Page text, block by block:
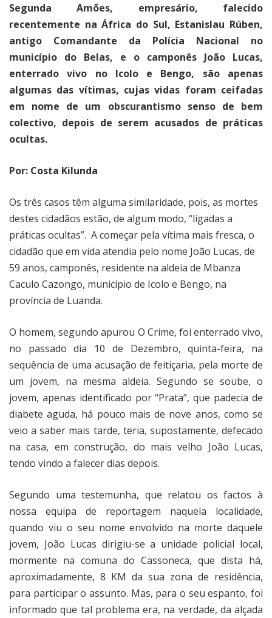
Segunda Amões, empresário, falecido
recentemente na África do Sul, Estanislau Rúben,
antigo Comandante da Polícia Nacional no
município do Belas, e o camponês João Lucas,
enterrado vivo no Icolo e Bengo, são apenas
algumas das vítimas, cujas vidas foram ceifadas
em nome de um obscurantismo senso de bem
colectivo, depois de serem acusados de práticas
ocultas.
Por: Costa Kilunda
Os três casos têm alguma similaridade, pois, as mortes
destes cidadãos estão, de algum modo, “ligadas a
práticas ocultas”. A começar pela vítima mais fresca, o
cidadão que em vida atendia pelo nome João Lucas, de
59 anos, camponês, residente na aldeia de Mbanza
Caculo Cazongo, município de Icolo e Bengo, na
província de Luanda.
O homem, segundo apurou O Crime, foi enterrado vivo,
no passado dia 10 de Dezembro, quinta-feira, na
sequência de uma acusação de feitiçaria, pela morte de
um jovem, na mesma aldeia. Segundo se soube, o
jovem, apenas identificado por “Prata”, que padecia de
diabete aguda, há pouco mais de nove anos, como se
veio a saber mais tarde, teria, supostamente, defecado
na casa, em construção, do mais velho João Lucas,
tendo vindo a falecer dias depois.
Segundo uma testemunha, que relatou os factos à
nossa equipa de reportagem naquela localidade,
quando viu o seu nome envolvido na morte daquele
jovem, João Lucas dirigiu-se a unidade policial local,
mormente na comuna do Cassoneca, que dista há,
aproximadamente, 8 KM da sua zona de residência,
para participar o assunto. Mas, para o seu espanto, foi
informado que tal problema era, na verdade, da alçada